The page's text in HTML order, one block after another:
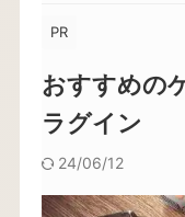
PR
おすすめの
ラグイン
24/06/12